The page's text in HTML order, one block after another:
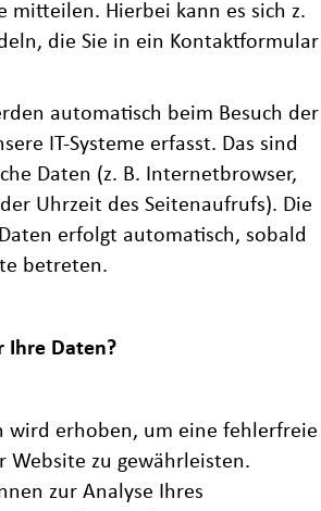
mitteilen. Hierbei kann es sich z.
die Sie in ein Kontaktformular
automatisch beim Besuch der
IT-Systeme erfasst. Das sind
Daten (z. B. Internetbrowser,
Uhrzeit des Seitenaufrufs). Die
erfolgt automatisch, sobald
betreten.
Ihre Daten?
wird erhoben, um eine fehlerfreie
Website zu gewährleisten.
zur Analyse Ihres